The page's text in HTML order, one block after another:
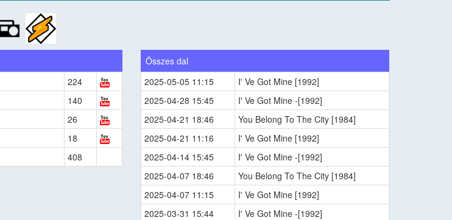
224
140
26
18
408
Összes dal
2025-05-05 11:15
I' Ve Got Mine [1992]
2025-04-28 15:45
I' Ve Got Mine -[1992]
2025-04-21 18:46
You Belong To The City [1984]
2025-04-21 11:16
I' Ve Got Mine [1992]
2025-04-14 15:45
I' Ve Got Mine -[1992]
2025-04-07 18:46
You Belong To The City [1984]
2025-04-07 11:15
I' Ve Got Mine [1992]
2025-03-31 15:44
I' Ve Got Mine -[1992]